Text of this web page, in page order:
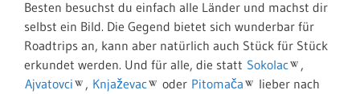
Besten besuchst du einfach alle Länder und machst dir
selbst ein Bild. Die Gegend bietet sich wunderbar für
Roadtrips an, kann aber natürlich auch Stück für Stück
erkundet werden. Und für alle, die statt Sokolac
,
Ajvatovci
, Knjaževac oder Pitomača
lieber nach